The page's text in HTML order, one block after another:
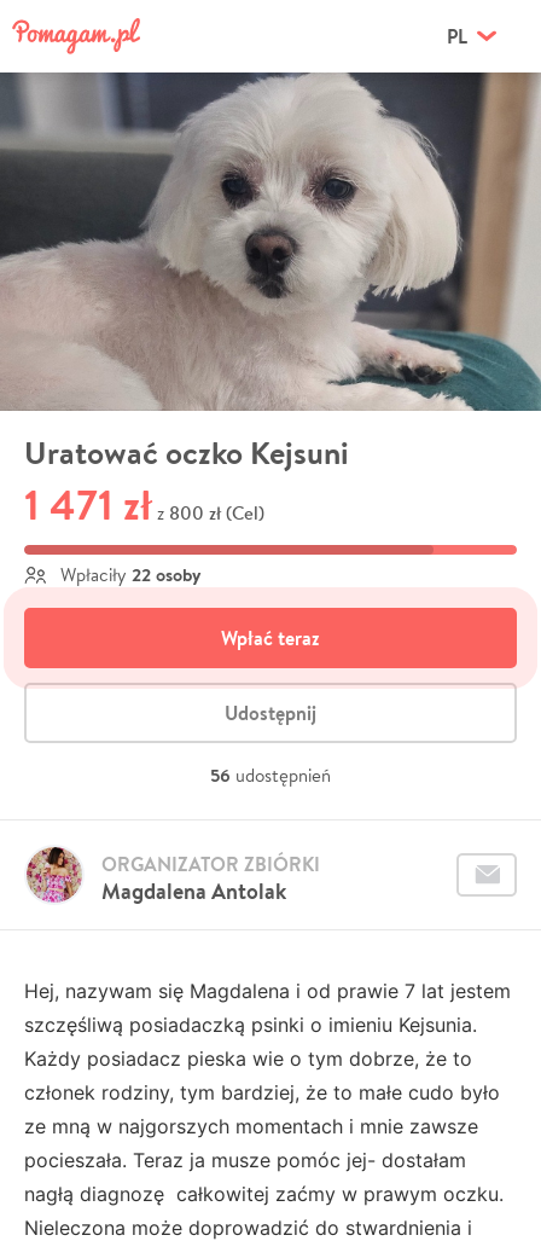
PL
Uratować oczko Kejsuni
1 471 zł z 800 zł (Cel)
Wpłaciły 22 osoby
Wpłać teraz
Udostępnij
56 udostępnień
Magdalena Antolak
ORGANIZATOR ZBIÓRKI
Hej, nazywam się Magdalena i od prawie 7 lat jestem
szczęśliwą posiadaczką psinki o imieniu Kejsunia.
Każdy posiadacz pieska wie o tym dobrze, że to
członek rodziny, tym bardziej, że to małe cudo było
ze mną w najgorszych momentach i mnie zawsze
pocieszała. Teraz ja musze pomóc jej- dostałam
nagłą diagnozę całkowitej zaćmy w prawym oczku.
Nieleczona może doprowadzić do stwardnienia i